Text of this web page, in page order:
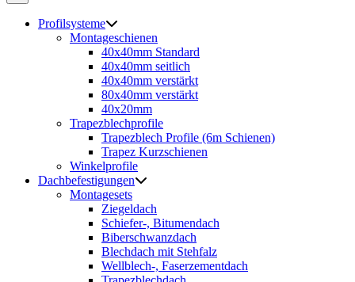
Profilsysteme
Montageschienen
40x40mm Standard
40x40mm seitlich
40x40mm verstärkt
80x40mm verstärkt
40x20mm
Trapezblechprofile
Trapezblech Profile (6m Schienen)
Trapez Kurzschienen
Winkelprofile
Dachbefestigungen
Montagesets
Ziegeldach
Schiefer-, Bitumendach
Biberschwanzdach
Blechdach mit Stehfalz
Wellblech-, Faserzementdach